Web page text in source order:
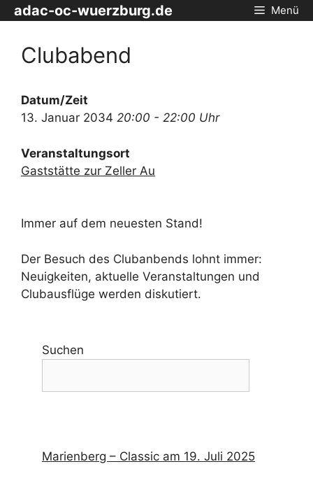
Zum
Inhalt
adac-oc-wuerzburg.de Menü
Clubabend
Datum/Zeit
13. Januar 2034 20:00 - 22:00 Uhr
Veranstaltungsort
Gaststätte zur Zeller Au
Immer auf dem neuesten Stand!
Der Besuch des Clubanbends lohnt immer:
Neuigkeiten, aktuelle Veranstaltungen und
Clubausflüge werden diskutiert.
Suchen
Marienberg – Classic am 19. Juli 2025